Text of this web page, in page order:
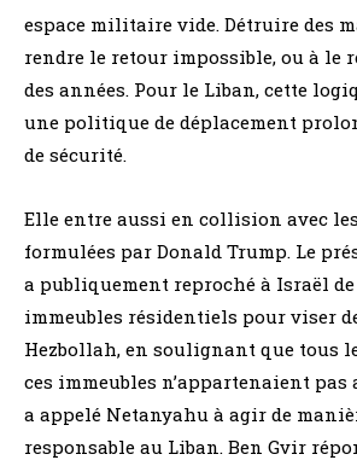
espace militaire vide. Détruire des
rendre le retour impossible, ou à le
des années. Pour le Liban, cette
une politique de déplacement
de sécurité.
Elle entre aussi en collision avec
formulées par Donald Trump. Le
a publiquement reproché à Israël
immeubles résidentiels pour viser
Hezbollah, en soulignant que tous
ces immeubles n’appartenaient pas
a appelé Netanyahu à agir de
responsable au Liban. Ben Gvir